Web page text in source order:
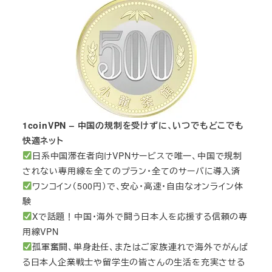
1coinVPN – 中国の規制を受けずに、いつでもどこでも
快適ネット
日系中国滞在者向けVPNサービスで唯一、中国で規制
されない専用線を全てのプラン・全てのサーバに導入済
ワンコイン（500円）で、安心・高速・自由なオンライン体
験
Xで話題！中国・海外で闘う日本人を応援する信頼の専
用線VPN
孤軍奮闘、単身赴任、またはご家族連れで海外でがんば
る日本人企業戦士や留学生の皆さんの生活を充実させる